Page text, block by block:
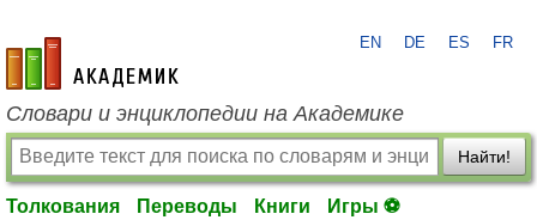
academic.ru
EN DE ES FR
Словари и энциклопедии на Академике
Найти!
Толкования Переводы Книги Игры ⚽